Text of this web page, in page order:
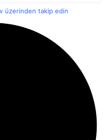
üzerinden takip edin